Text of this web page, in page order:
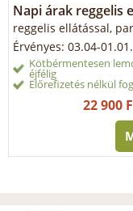
Napi árak reggelis
reggelis ellátással,
Érvényes: 03.04-01.01.
Kötbérmentesen
éjfélig
Előrefizetés nélkül
22 900